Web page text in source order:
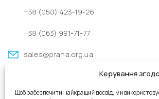
Керування
Щоб забезпечити найкращий досвід, ми
+38 (050) 423-19-26
+38 (063) 991-71-77
sales@prana.org.ua
+38 (063) 864-66-73